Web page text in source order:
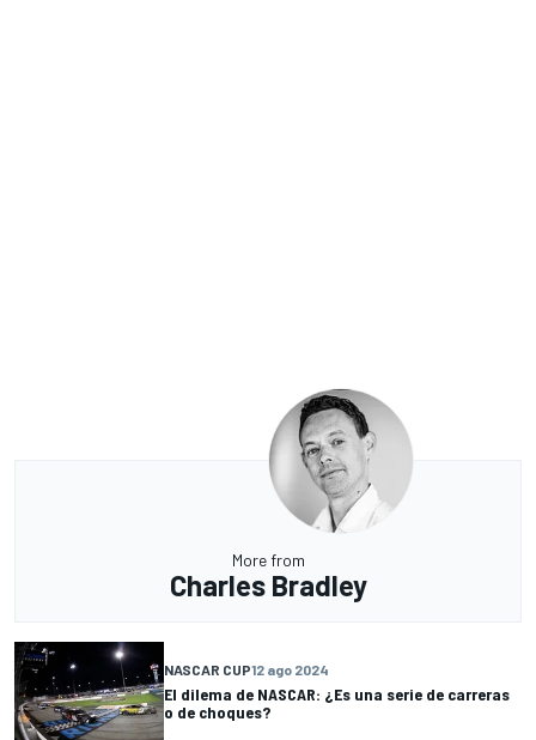
More from
Charles Bradley
NASCAR CUP12 ago 2024
El dilema de NASCAR: ¿Es una serie de carreras
o de choques?